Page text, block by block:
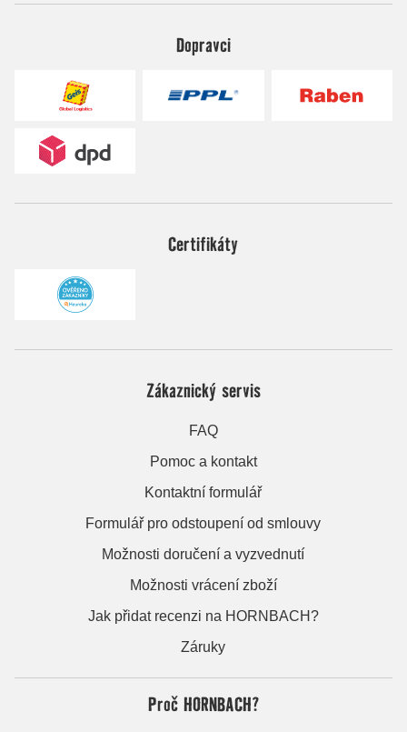
Dopravci
Certifikáty
Zákaznický servis
FAQ
Pomoc a kontakt
Kontaktní formulář
Formulář pro odstoupení od smlouvy
Možnosti doručení a vyzvednutí
Možnosti vrácení zboží
Jak přidat recenzi na HORNBACH?
Záruky
Proč HORNBACH?